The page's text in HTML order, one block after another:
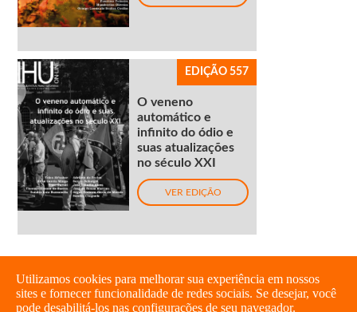
EDIÇÃO 557
O veneno
automático e
infinito do ódio e
suas atualizações
no século XXI
VER EDIÇÃO
Utilizamos cookies para melhorar sua experiência em nossos
sites e fornecer funcionalidade de redes sociais. Se desejar, você
pode desabilitá-los nas configurações de seu navegador.